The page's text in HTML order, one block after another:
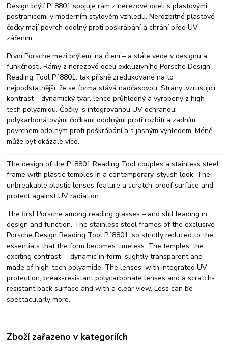
Design brýlí P´8801 spojuje rám z nerezové oceli s plastovými
postranicemi v moderním stylovém vzhledu. Nerozbitné plastové
čočky mají povrch odolný proti poškrábání a chrání před UV
zářením.
První Porsche mezi brýlemi na čtení – a stále vede v designu a
funkčnosti. Rámy z nerezové oceli exkluzivního Porsche Design
Reading Tool P´8801: tak přísně zredukované na to
nejpodstatnější, že se forma stává nadčasovou. Strany: vzrušující
kontrast – dynamický tvar, lehce průhledný a vyrobený z high-
tech polyamidu. Čočky: s integrovanou UV ochranou,
polykarbonátovými čočkami odolnými proti rozbití a zadním
povrchem odolným proti poškrábání a s jasným výhledem. Méně
může být okázale více.
The design of the P´8801 Reading Tool couples a stainless steel
frame with plastic temples in a contemporary, stylish look. The
unbreakable plastic lenses feature a scratch-proof surface and
protect against UV radiation.
The first Porsche among reading glasses – and still leading in
design and function. The stainless steel frames of the exclusive
Porsche Design Reading Tool P´8801: so strictly reduced to the
essentials that the form becomes timeless. The temples: the
exciting contrast – dynamic in form, slightly transparent and
made of high-tech polyamide. The lenses: with integrated UV
protection, break-resistant polycarbonate lenses and a scratch-
resistant back surface and with a clear view. Less can be
spectacularly more.
Zboží zařazeno v kategoriích